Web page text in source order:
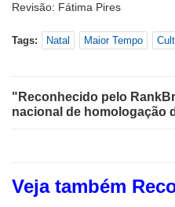
Revisão: Fátima Pires
Tags: Natal Maior Tempo
"Reconhecido pelo
nacional de homologação
Veja também